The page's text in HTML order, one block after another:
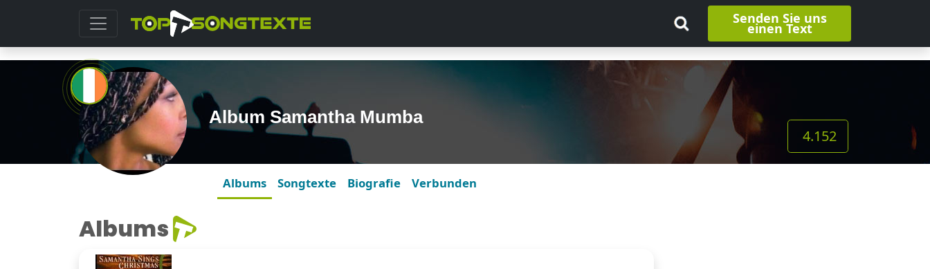
Senden Sie uns
einen Text
Album Samantha Mumba
4.152
Albums Songtexte Biografie Verbunden
Albums